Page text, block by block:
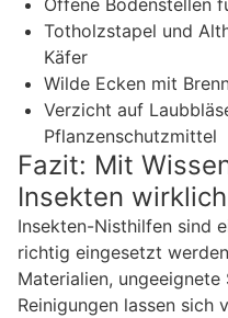
Offene Bodenstellen
Totholzstapel und
Käfer
Wilde Ecken mit
Verzicht auf
Pflanzenschutzmittel
Fazit: Mit
Insekten
Insekten-Nisthilfen sind
richtig eingesetzt
Materialien,
Reinigungen lassen sich